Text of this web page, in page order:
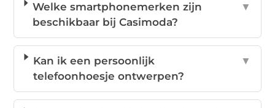
Welke smartphonemerken zijn
beschikbaar bij Casimoda?
▼
Kan ik een persoonlijk
telefoonhoesje ontwerpen?
▼